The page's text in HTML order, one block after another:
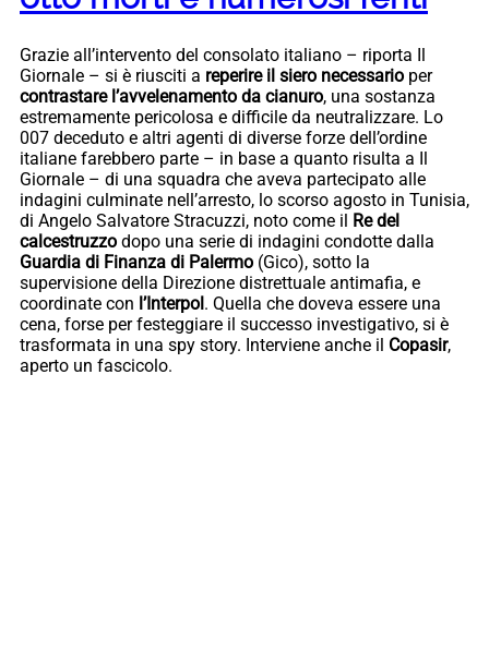
Grazie all’intervento del consolato italiano – riporta Il
Giornale – si è riusciti a reperire il siero necessario per
contrastare l’avvelenamento da cianuro, una sostanza
estremamente pericolosa e difficile da neutralizzare. Lo
007 deceduto e altri agenti di diverse forze dell’ordine
italiane farebbero parte – in base a quanto risulta a Il
Giornale – di una squadra che aveva partecipato alle
indagini culminate nell’arresto, lo scorso agosto in Tunisia,
di Angelo Salvatore Stracuzzi, noto come il Re del
calcestruzzo dopo una serie di indagini condotte dalla
Guardia di Finanza di Palermo (Gico), sotto la
supervisione della Direzione distrettuale antimafia, e
coordinate con l’Interpol. Quella che doveva essere una
cena, forse per festeggiare il successo investigativo, si è
trasformata in una spy story. Interviene anche il Copasir,
aperto un fascicolo.